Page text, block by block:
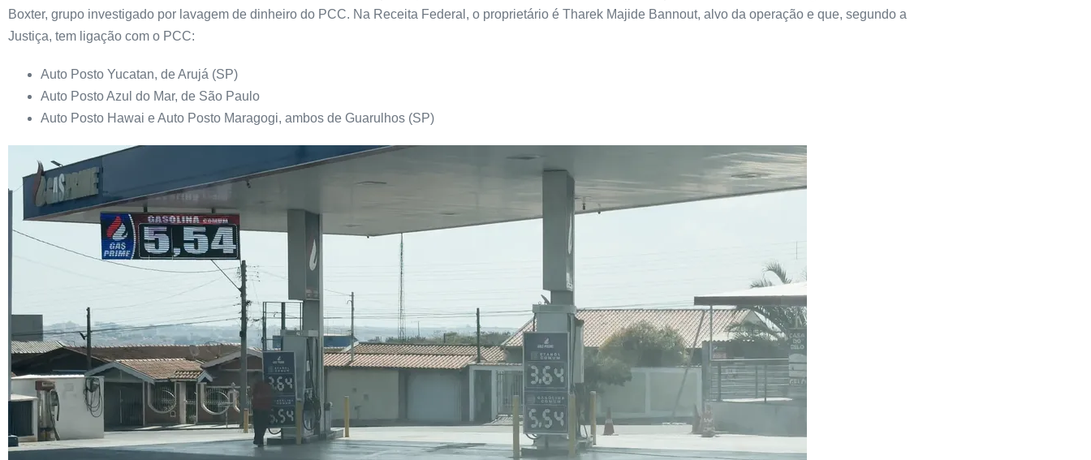
Boxter, grupo investigado por lavagem de dinheiro do PCC. Na Receita Federal, o proprietário é Tharek Majide Bannout, alvo da operação e que, segundo a
Justiça, tem ligação com o PCC:
Auto Posto Yucatan, de Arujá (SP)
Auto Posto Azul do Mar, de São Paulo
Auto Posto Hawai e Auto Posto Maragogi, ambos de Guarulhos (SP)